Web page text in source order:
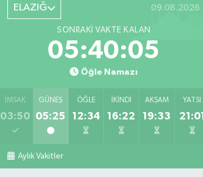
ELAZIĞ 09.08.2026
SONRAKI VAKTE KALAN
05:40:04
Öğle Namazı
İMSAK
03:50
GÜNEŞ
05:25
ÖĞLE
12:34
İKINDI
16:22
AKŞAM
19:33
YATSI
21:01
Aylık Vakitler